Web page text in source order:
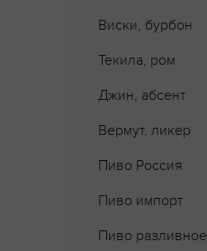
Виски, бурбон
Текила, ром
Джин, абсент
Вермут, ликер
Пиво Россия
Пиво импорт
Пиво разливное